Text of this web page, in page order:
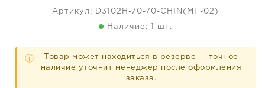
Артикул: D3102H-70-70-CHIN(MF-02)
Наличие: 1 шт.
ⓘ
Товар может находиться в резерве — точное
наличие уточнит менеджер после оформления
заказа.